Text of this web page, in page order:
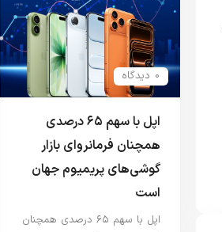
0 دیدگاه
اپل با سهم ۶۵ درصدی
همچنان فرمانروای بازار
گوشی‌های پریمیوم جهان
است
اپل با سهم ۶۵ درصدی همچنان